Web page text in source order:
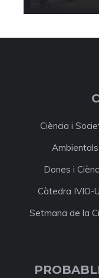
Ciència i
Ambientals
Dones i
Càtedra IVIO-
Setmana de la